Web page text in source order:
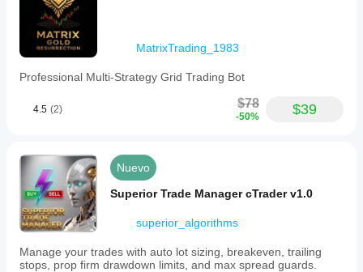
MatrixTrading_1983
Professional Multi-Strategy Grid Trading Bot
4.5 (2) $78
-50% $39
Nuevo
Superior Trade Manager cTrader v1.0
superior_algorithms
Manage your trades with auto lot sizing, breakeven, trailing
stops, prop firm drawdown limits, and max spread guards.